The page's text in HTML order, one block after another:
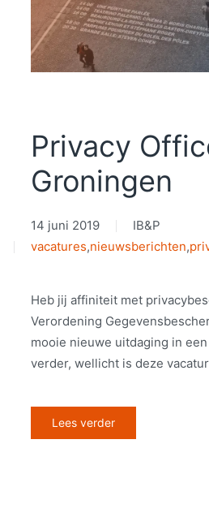
Privacy
Groningen
14 juni 2019
IB&P
vacatures,nieuwsberichten,
Heb jij affiniteit met
Verordening
mooie nieuwe uitdaging in
verder, wellicht is deze
Lees verder